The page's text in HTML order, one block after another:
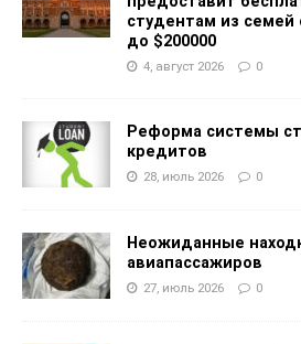
студентам из
до $200000
4, август 2026 0
Реформа системы
кредитов
28, июль 2026 0
Неожиданные
авиапассажиров
27, июль 2026 0